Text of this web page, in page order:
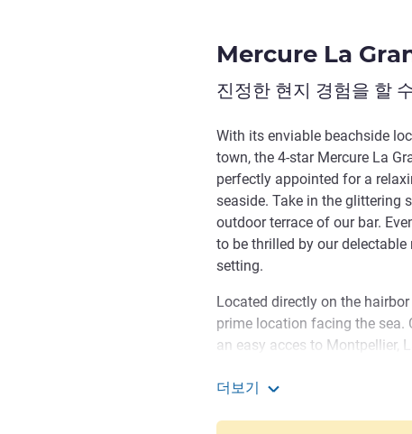
Mercure La
진정한 현지 경험을 할
With its enviable beachside
town, the 4-star Mercure La
perfectly appointed for a
seaside. Take in the glittering
outdoor terrace of our bar.
to be thrilled by our
setting.
Located directly on the
prime location facing the sea.
an easy acces to Montpellier,
stunning seaside setting for a
더보기